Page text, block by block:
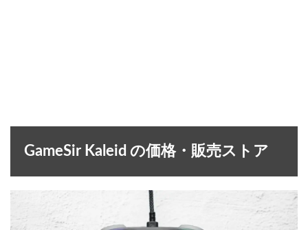
GameSir Kaleid の価格・販売ストア